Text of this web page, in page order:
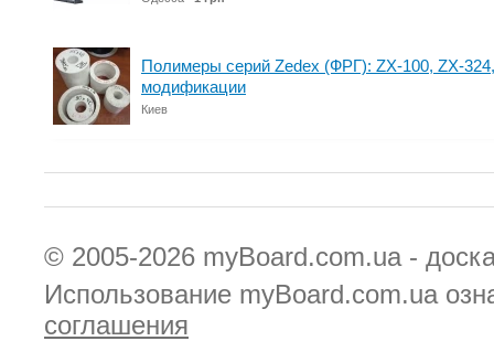
Полимеры серий Zedex (ФРГ): ZX-100, ZX-
модификации
Киев
© 2005-2026 myBoard.com.ua -
Использование myBoard.com.ua
соглашения